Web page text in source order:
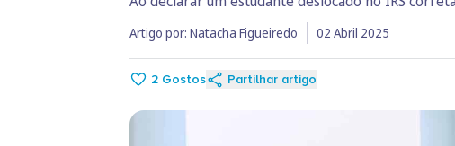
Artigo por: Natacha Figueiredo 02 Abril 2025
2 Gostos Partilhar artigo